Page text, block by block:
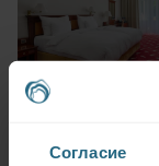
Согласие